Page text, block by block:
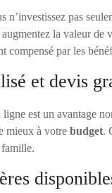
n’investissez pas
la valeur
compensé par les
et devis
ligne est un avantage
mieux à votre budget.
famille.